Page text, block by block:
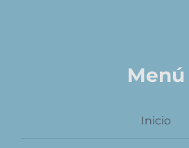
Menú
Inicio